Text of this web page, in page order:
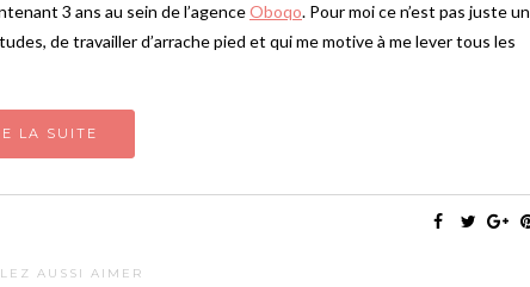
3 ans au sein de l’agenceOboqo. Pour moi ce n’est pas juste un
de travailler d’arrache pied et qui me motive à me lever tous les
LA SUITE
AUSSI AIMER